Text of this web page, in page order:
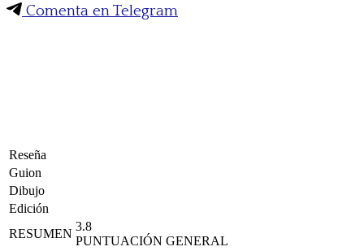
Comenta en Telegram
Reseña
Guion
Dibujo
Edición
RESUMEN
3.8
PUNTUACIÓN GENERAL